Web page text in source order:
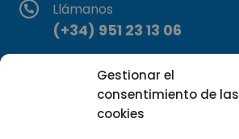
Gestionar el
consentimiento de las
cookies
Llámanos
(+34) 951 23 13 06
Escríbenos
info@apte.org